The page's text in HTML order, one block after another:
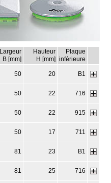
Largeur
B [mm]
Hauteur
H [mm]
Plaque
inférieure
50 20 B1
50 22 716
50 22 915
50 17 711
81 23 B1
81 25 716